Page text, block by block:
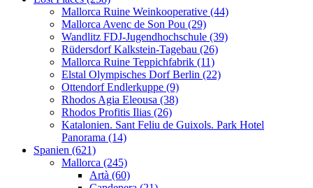
Mallorca Ruine Weinkooperative (44)
Mallorca Avenc de Son Pou (29)
Wandlitz FDJ-Jugendhochschule (39)
Rüdersdorf Kalkstein-Tagebau (26)
Mallorca Ruine Teppichfabrik (11)
Elstal Olympisches Dorf Berlin (22)
Ottendorf Endlerkuppe (9)
Rhodos Agia Eleousa (38)
Rhodos Profitis Ilias (26)
Katalonien. Sant Feliu de Guixols. Park Hotel
Panorama (14)
Spanien (621)
Mallorca (245)
Artà (60)